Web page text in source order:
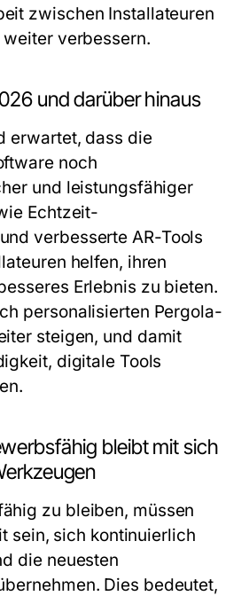
zwischen Installateuren
verbessern.
und darüber hinaus
erwartet, dass die
noch
und leistungsfähiger
Echtzeit-
verbesserte AR-Tools
helfen, ihren
Erlebnis zu bieten.
personalisierten Pergola-
steigen, und damit
digitale Tools
bleibt mit sich
zu bleiben, müssen
sein, sich kontinuierlich
die neuesten
Dies bedeutet,